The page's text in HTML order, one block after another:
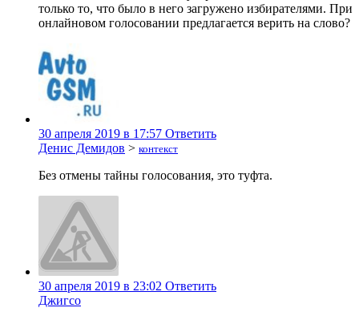
только то, что было в него загружено избирателями. При
онлайновом голосовании предлагается верить на слово?
30 апреля 2019 в 17:57 Ответить
Денис Демидов > контекст
Без отмены тайны голосования, это туфта.
30 апреля 2019 в 23:02 Ответить
Джигсо